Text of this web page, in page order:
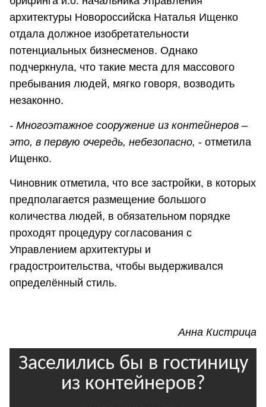
архитектуры Новороссийска Наталья Ищенко
отдала должное изобретательности
потенциальных бизнесменов. Однако
подчеркнула, что такие места для массового
пребывания людей, мягко говоря, возводить
незаконно.
- Многоэтажное сооружение из контейнеров –
это, в первую очередь, небезопасно, - отметила
Ищенко.
Чиновник отметила, что все застройки, в которых
предполагается размещение большого
количества людей, в обязательном порядке
проходят процедуру согласования с
Управлением архитектуры и
градостроительства, чтобы выдерживался
определённый стиль.
Анна Кистрица